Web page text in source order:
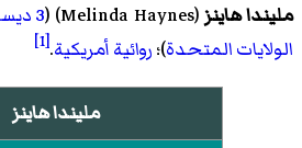
مليندا هاينز(
Melinda Haynes
)‏ (3 ديسمبر
الولايات المتحدة)؛روائيةأمريكية.
[1]
مليندا هاينز